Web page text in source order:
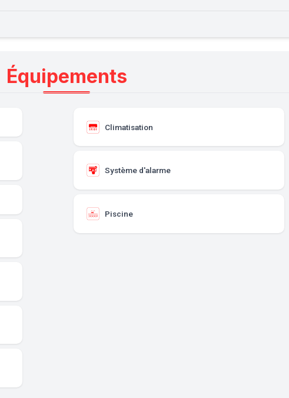
Équipements
Climatisation
Système d'alarme
Piscine